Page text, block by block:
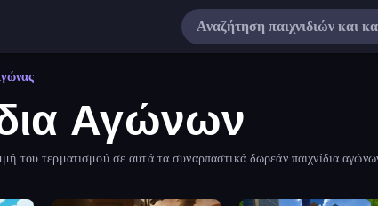
Αγώνων
του τερματισμού σε αυτά τα συναρπαστικά δωρεάν παιχνίδια